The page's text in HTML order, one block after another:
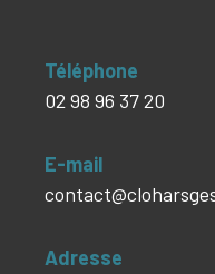
Téléphone
02 98 96 37 20
E-mail
Adresse